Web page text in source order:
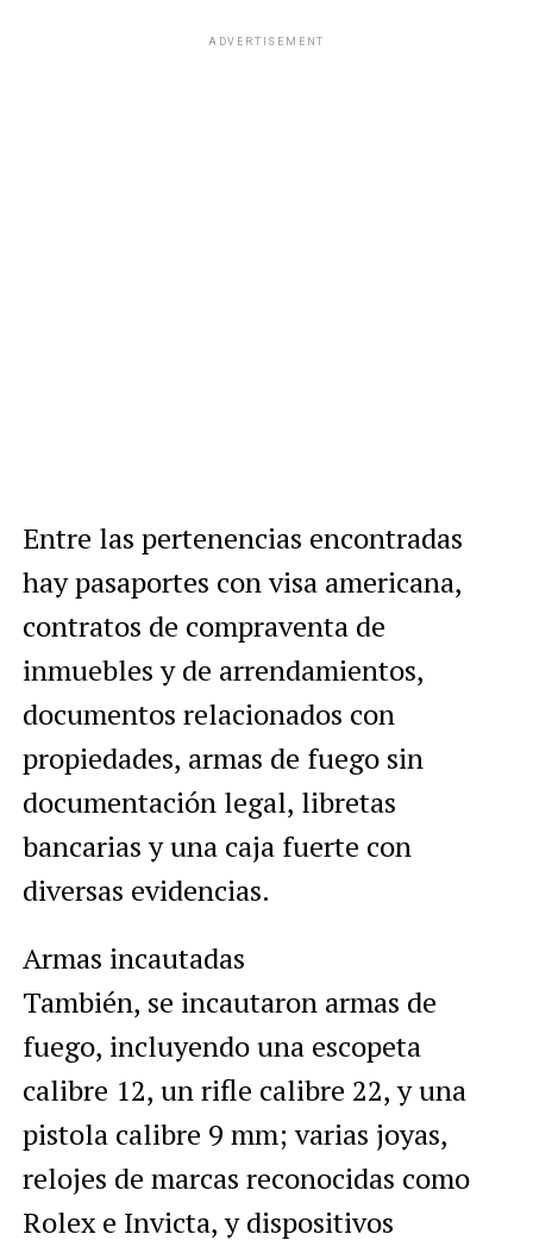
ADVERTISEMENT
Entre las pertenencias encontradas
hay pasaportes con visa americana,
contratos de compraventa de
inmuebles y de arrendamientos,
documentos relacionados con
propiedades, armas de fuego sin
documentación legal, libretas
bancarias y una caja fuerte con
diversas evidencias.
Armas incautadas
También, se incautaron armas de
fuego, incluyendo una escopeta
calibre 12, un rifle calibre 22, y una
pistola calibre 9 mm; varias joyas,
relojes de marcas reconocidas como
Rolex e Invicta, y dispositivos